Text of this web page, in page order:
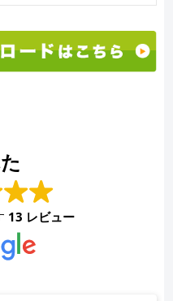
13 レビュー